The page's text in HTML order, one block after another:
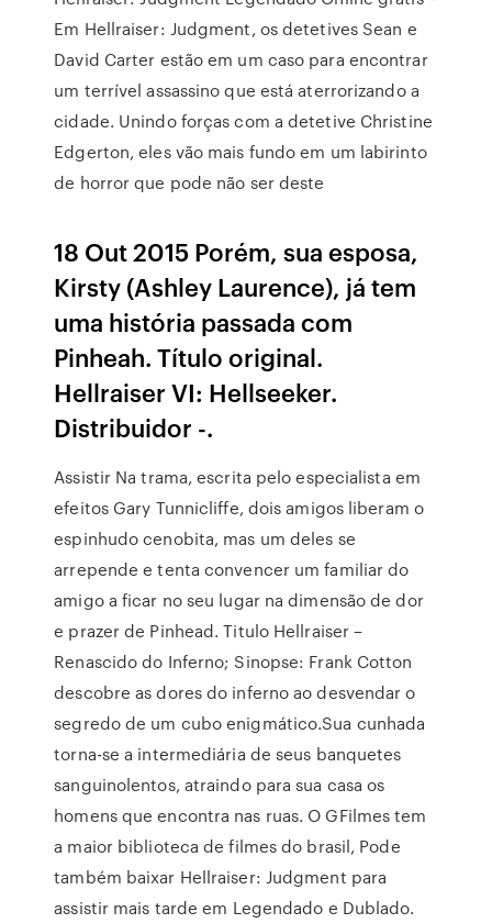
Em Hellraiser: Judgment, os detetives Sean e
David Carter estão em um caso para encontrar
um terrível assassino que está aterrorizando a
cidade. Unindo forças com a detetive Christine
Edgerton, eles vão mais fundo em um labirinto
de horror que pode não ser deste
18 Out 2015 Porém, sua esposa,
Kirsty (Ashley Laurence), já tem
uma história passada com
Pinheah. Título original.
Hellraiser VI: Hellseeker.
Distribuidor -.
Assistir Na trama, escrita pelo especialista em
efeitos Gary Tunnicliffe, dois amigos liberam o
espinhudo cenobita, mas um deles se
arrepende e tenta convencer um familiar do
amigo a ficar no seu lugar na dimensão de dor
e prazer de Pinhead. Titulo Hellraiser –
Renascido do Inferno; Sinopse: Frank Cotton
descobre as dores do inferno ao desvendar o
segredo de um cubo enigmático.Sua cunhada
torna-se a intermediária de seus banquetes
sanguinolentos, atraindo para sua casa os
homens que encontra nas ruas. O GFilmes tem
a maior biblioteca de filmes do brasil, Pode
também baixar Hellraiser: Judgment para
assistir mais tarde em Legendado e Dublado.